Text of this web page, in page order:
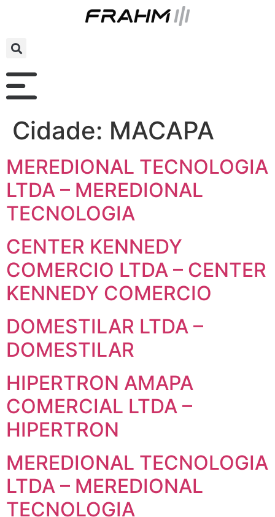
Cidade: MACAPA
MEREDIONAL TECNOLOGIA
LTDA – MEREDIONAL
TECNOLOGIA
CENTER KENNEDY
COMERCIO LTDA – CENTER
KENNEDY COMERCIO
DOMESTILAR LTDA –
DOMESTILAR
HIPERTRON AMAPA
COMERCIAL LTDA –
HIPERTRON
MEREDIONAL TECNOLOGIA
LTDA – MEREDIONAL
TECNOLOGIA